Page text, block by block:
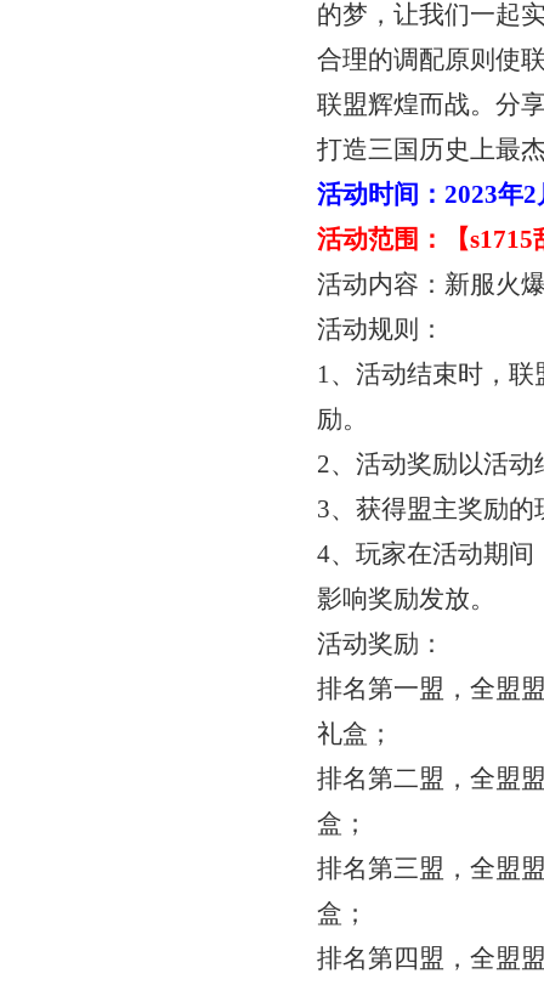
的梦，让我们一起
合理的调配原则使
联盟辉煌而战。分
打造三国历史上最
活动时间：2023年
活动范围：【
活动内容：新服火
活动规则：
1、活动结束时，
励。
2、活动奖励以活
3、获得盟主奖励
4、玩家在活动期
影响奖励发放。
活动奖励：
排名第一盟，全盟
礼盒；
排名第二盟，全盟
盒；
排名第三盟，全盟
盒；
排名第四盟，全盟